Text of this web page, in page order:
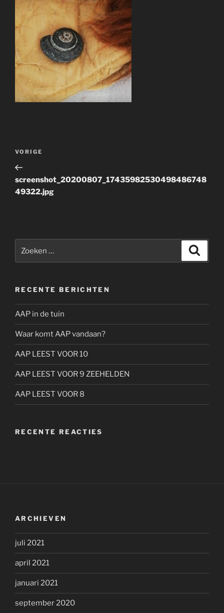
Vorig
bericht
VORIGE
screenshot_20200807_17435982530498486748
49322.jpg
naar:
RECENTE BERICHTEN
AAP in de tuin
Waar komt AAP vandaan?
AAP LEEST VOOR 10
AAP LEEST VOOR 9 ZEEHELDEN
AAP LEEST VOOR 8
RECENTE REACTIES
ARCHIEVEN
juli 2021
april 2021
januari 2021
september 2020